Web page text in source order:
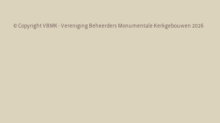
© Copyright VBMK - Vereniging Beheerders Monumentale Kerkgebouwen 2026